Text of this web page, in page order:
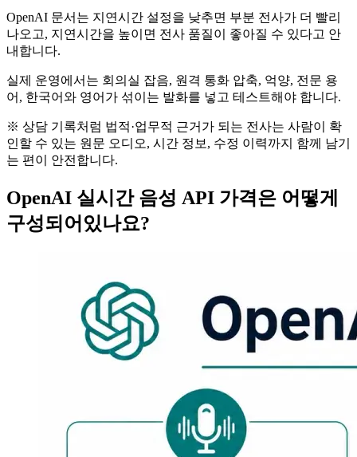
OpenAI 문서는 지연시간 설정을 낮추면 부분 전사가 더 빨리
나오고, 지연시간을 높이면 전사 품질이 좋아질 수 있다고 안
내합니다.
실제 운영에서는 회의실 잡음, 원격 통화 압축, 억양, 전문 용
어, 한국어와 영어가 섞이는 발화를 넣고 테스트해야 합니다.
※ 상담 기록처럼 법적·업무적 근거가 되는 전사는 사람이 확
인할 수 있는 원문 오디오, 시간 정보, 수정 이력까지 함께 남기
는 편이 안전합니다.
OpenAI 실시간 음성 API 가격은 어떻게
구성되어있나요?